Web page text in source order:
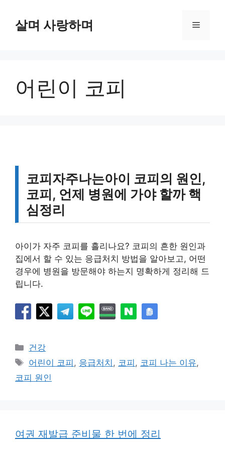
살며 사랑하며 메
어린이 코피
코피자주나는아이 코피의 원인,
코피, 언제 병원에 가야 할까 핵
심정리
아이가 자주 코피를 흘리나요? 코피의 흔한 원인과
집에서 할 수 있는 응급처치 방법을 알아보고, 어떤
경우에 병원을 방문해야 하는지 명확하게 정리해 드
립니다.
카
테
고
리
건강
태
그
어린이 코피 , 응급처치 , 코피 , 코피 나는 이유,
코피 원인
여권 재발급 준비물 한 번에 정리